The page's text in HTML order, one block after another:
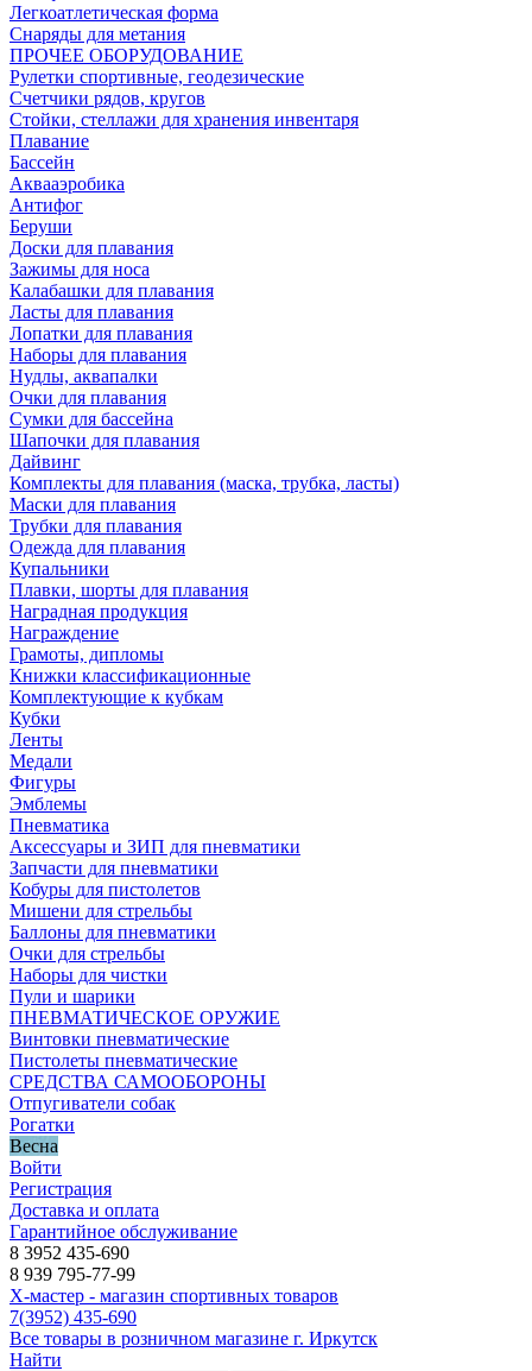
Легкоатлетическая форма
Снаряды для метания
ПРОЧЕЕ ОБОРУДОВАНИЕ
Рулетки спортивные, геодезические
Счетчики рядов, кругов
Стойки, стеллажи для хранения инвентаря
Плавание
Бассейн
Аквааэробика
Антифог
Беруши
Доски для плавания
Зажимы для носа
Калабашки для плавания
Ласты для плавания
Лопатки для плавания
Наборы для плавания
Нудлы, аквапалки
Очки для плавания
Сумки для бассейна
Шапочки для плавания
Дайвинг
Комплекты для плавания (маска, трубка, ласты)
Маски для плавания
Трубки для плавания
Одежда для плавания
Купальники
Плавки, шорты для плавания
Наградная продукция
Награждение
Грамоты, дипломы
Книжки классификационные
Комплектующие к кубкам
Кубки
Ленты
Медали
Фигуры
Эмблемы
Пневматика
Аксессуары и ЗИП для пневматики
Запчасти для пневматики
Кобуры для пистолетов
Мишени для стрельбы
Баллоны для пневматики
Очки для стрельбы
Наборы для чистки
Пули и шарики
ПНЕВМАТИЧЕСКОЕ ОРУЖИЕ
Винтовки пневматические
Пистолеты пневматические
СРЕДСТВА САМООБОРОНЫ
Отпугиватели собак
Рогатки
Весна
Войти
Регистрация
Доставка и оплата
Гарантийное обслуживание
8 3952 435-690
8 939 795-77-99
Х-мастер - магазин спортивных товаров
7(3952) 435-690
Все товары в розничном магазине г. Иркутск
Найти